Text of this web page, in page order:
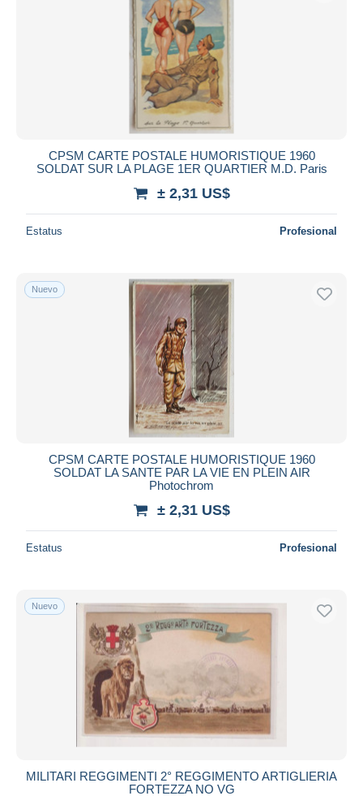
CPSM CARTE POSTALE HUMORISTIQUE 1960
SOLDAT SUR LA PLAGE 1ER QUARTIER M.D. Paris
± 2,31 US$
Estatus Profesional
Nuevo
CPSM CARTE POSTALE HUMORISTIQUE 1960
SOLDAT LA SANTE PAR LA VIE EN PLEIN AIR
Photochrom
± 2,31 US$
Estatus Profesional
Nuevo
MILITARI REGGIMENTI 2° REGGIMENTO ARTIGLIERIA
FORTEZZA NO VG